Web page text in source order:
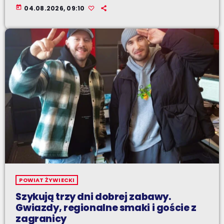
today 04.08.2026, 09:10
POWIAT ŻYWIECKI
Szykują trzy dni dobrej zabawy.
Gwiazdy, regionalne smaki i goście z
zagranicy